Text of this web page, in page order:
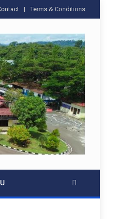
Terms & Conditions